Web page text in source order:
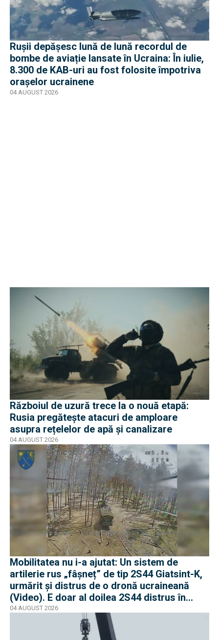
Rușii depășesc lună de lună recordul de
bombe de aviație lansate în Ucraina: În iulie,
8.300 de KAB-uri au fost folosite împotriva
orașelor ucrainene
04 AUGUST 2026
Războiul de uzură trece la o nouă etapă:
Rusia pregătește atacuri de amploare
asupra rețelelor de apă și canalizare
04 AUGUST 2026
Mobilitatea nu i-a ajutat: Un sistem de
artilerie rus „fâșneț” de tip 2S44 Giatsint-K,
urmărit și distrus de o dronă ucraineană
(Video). E doar al doilea 2S44 distrus în
război
04 AUGUST 2026